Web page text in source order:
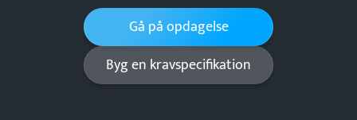
Gå på opdagelse
Byg en kravspecifikation